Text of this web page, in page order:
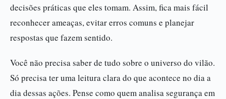
decisões práticas que eles tomam. Assim, fica mais fácil
reconhecer ameaças, evitar erros comuns e planejar
respostas que fazem sentido.
Você não precisa saber de tudo sobre o universo do vilão.
Só precisa ter uma leitura clara do que acontece no dia a
dia dessas ações. Pense como quem analisa segurança em